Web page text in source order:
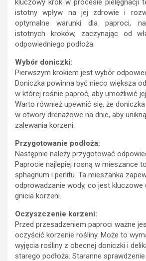
kluczowy krok w procesie pielęgnacji
istotny wpływ na jej zdrowie i
optymalne warunki dla paproci,
istotnych kroków, zaczynając od
odpowiedniego podłoża.
Wybór doniczki:
Pierwszym krokiem jest wybór
Doniczka powinna być nieco większa
w której rośnie paproć, aby umożliwić
Warto również upewnić się, że
w otwory drenażowe na dnie, aby
zalewania korzeni.
Przygotowanie podłoża:
Następnie należy przygotować
Paprocie najlepiej rosną w mieszance
sphagnum i perlitu. Ta mieszanka
odprowadzanie wody, co jest kluczowe
gnicia korzeni.
Oczyszczenie korzeni:
Przed przesadzeniem paproci ważne
oczyścić korzenie rośliny. Może to
wyjęcia rośliny z obecnej doniczki i
starego podłoża. Staranne